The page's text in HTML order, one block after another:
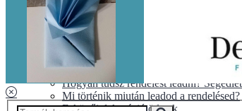
Hírek
ÁSZF
Adatvédelem
BLOG
10+1 tipp a tökéletes nászajándékhoz
Halloween vs. Mindenszentek
Hogyan tudsz rendelést leadni? Segédlet
Mi történik miután leadod a rendelésed?
Esküvői dekoráció ötletek